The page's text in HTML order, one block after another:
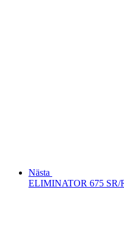
Nästa
ELIMINATOR 675 SR/